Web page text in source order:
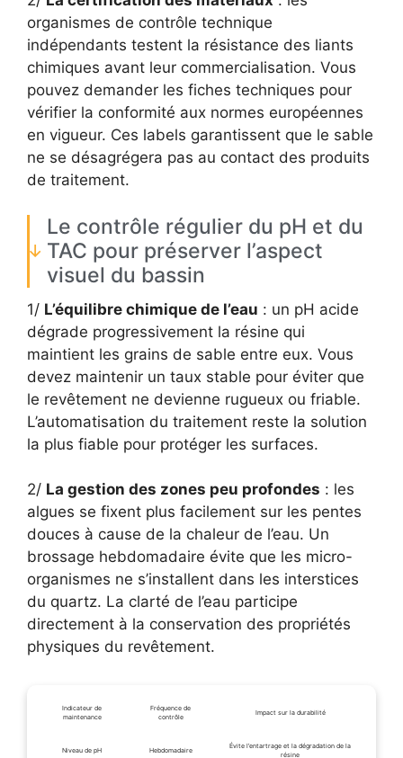
organismes de contrôle technique
indépendants testent la résistance des liants
chimiques avant leur commercialisation. Vous
pouvez demander les fiches techniques pour
vérifier la conformité aux normes européennes
en vigueur. Ces labels garantissent que le sable
ne se désagrégera pas au contact des produits
de traitement.
Le contrôle régulier du pH et du
TAC pour préserver l’aspect
visuel du bassin
1/ L’équilibre chimique de l’eau : un pH acide
dégrade progressivement la résine qui
maintient les grains de sable entre eux. Vous
devez maintenir un taux stable pour éviter que
le revêtement ne devienne rugueux ou friable.
L’automatisation du traitement reste la solution
la plus fiable pour protéger les surfaces.
2/ La gestion des zones peu profondes : les
algues se fixent plus facilement sur les pentes
douces à cause de la chaleur de l’eau. Un
brossage hebdomadaire évite que les micro-
organismes ne s’installent dans les interstices
du quartz. La clarté de l’eau participe
directement à la conservation des propriétés
physiques du revêtement.
Indicateur de
maintenance
Fréquence de
contrôle
Impact sur la durabilité
Niveau de pH Hebdomadaire
Évite l’entartrage et la dégradation de la
résine